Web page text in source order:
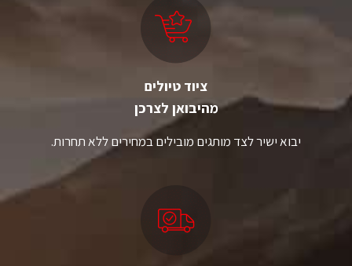
האפשרויות
האפשרויות
המוצר
ציוד טיולים
מהיבואן לצרכן
יבוא ישיר לצד מותגים מובילים במחירים ללא תחרות.